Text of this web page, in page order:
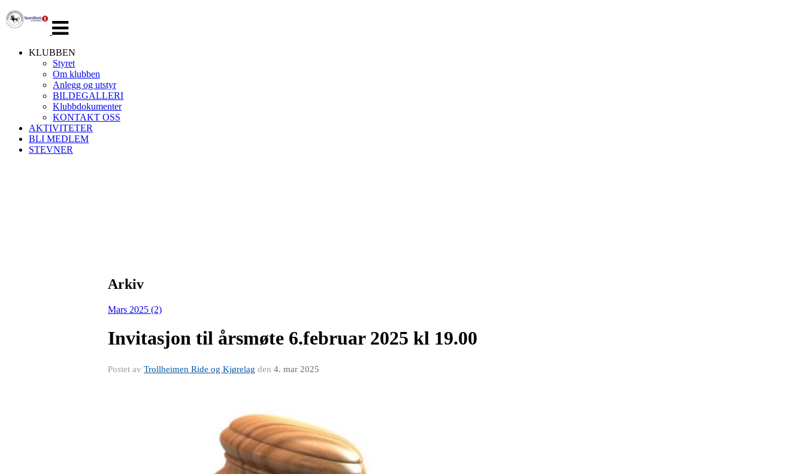
navigasjon
KLUBBEN
Styret
Om klubben
Anlegg og utstyr
BILDEGALLERI
Klubbdokumenter
KONTAKT OSS
AKTIVITETER
BLI MEDLEM
STEVNER
Arkiv
Mars 2025 (2)
Invitasjon til årsmøte 6.februar 2025 kl 19.00
Postet av Trollheimen Ride og Kjørelag den 4. mar 2025